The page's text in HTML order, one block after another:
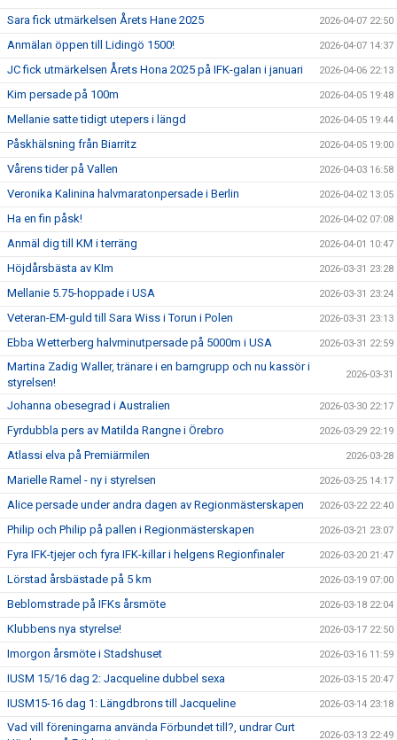
Sara fick utmärkelsen Årets Hane 2025 2026-04-07 22:50
Anmälan öppen till Lidingö 1500! 2026-04-07 14:37
JC fick utmärkelsen Årets Hona 2025 på IFK-galan i januari 2026-04-06 22:13
Kim persade på 100m 2026-04-05 19:48
Mellanie satte tidigt utepers i längd 2026-04-05 19:44
Påskhälsning från Biarritz 2026-04-05 19:00
Vårens tider på Vallen 2026-04-03 16:58
Veronika Kalinina halvmaratonpersade i Berlin 2026-04-02 13:05
Ha en fin påsk! 2026-04-02 07:08
Anmäl dig till KM i terräng 2026-04-01 10:47
Höjdårsbästa av KIm 2026-03-31 23:28
Mellanie 5.75-hoppade i USA 2026-03-31 23:24
Veteran-EM-guld till Sara Wiss i Torun i Polen 2026-03-31 23:13
Ebba Wetterberg halvminutpersade på 5000m i USA 2026-03-31 22:59
Martina Zadig Waller, tränare i en barngrupp och nu kassör i
styrelsen!
2026-03-31
Johanna obesegrad i Australien 2026-03-30 22:17
Fyrdubbla pers av Matilda Rangne i Örebro 2026-03-29 22:19
Atlassi elva på Premiärmilen 2026-03-28
Marielle Ramel - ny i styrelsen 2026-03-25 14:17
Alice persade under andra dagen av Regionmästerskapen 2026-03-22 22:40
Philip och Philip på pallen i Regionmästerskapen 2026-03-21 23:07
Fyra IFK-tjejer och fyra IFK-killar i helgens Regionfinaler 2026-03-20 21:47
Lörstad årsbästade på 5 km 2026-03-19 07:00
Beblomstrade på IFKs årsmöte 2026-03-18 22:04
Klubbens nya styrelse! 2026-03-17 22:50
Imorgon årsmöte i Stadshuset 2026-03-16 11:59
IUSM 15/16 dag 2: Jacqueline dubbel sexa 2026-03-15 20:47
IUSM15-16 dag 1: Längdbrons till Jacqueline 2026-03-14 23:18
Vad vill föreningarna använda Förbundet till?, undrar Curt
2026-03-13 22:49